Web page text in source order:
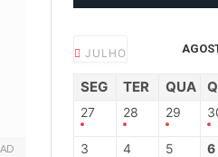
JULHO
SEG TER QUA
27 28 29
3 4 5 6